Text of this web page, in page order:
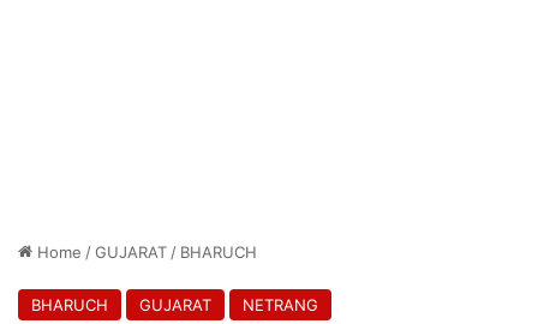
Home /GUJARAT / BHARUCH
BHARUCH GUJARAT NETRANG